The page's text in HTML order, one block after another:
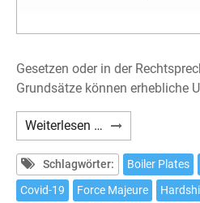
Gesetzen oder in der
Grundsätze können erhebliche
Weiterlesen … Die
neuen
ICC
Force
Schlagwörter: Boiler Plates
Covid-19
Force Majeure